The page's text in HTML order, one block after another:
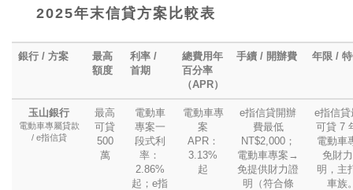
2025年末信貸方案比較表
銀行 / 方案
最高
額度
利率 /
首期
總費用年
百分率
（APR）
手續 / 開辦費 年限 /
玉山銀行
電動車專屬貸款
/ e指信貸
最高
可貸
500
萬
電動車
專案一
段式利
率：
2.86%
起；e指
電動車專
案
APR：
3.13%
起
e指信貸開辦
費最低
NT$2,000；
電動車專案→
免提供財力證
明（符合條
e指信貸
可貸 7
電動車
免財
明，主
車族